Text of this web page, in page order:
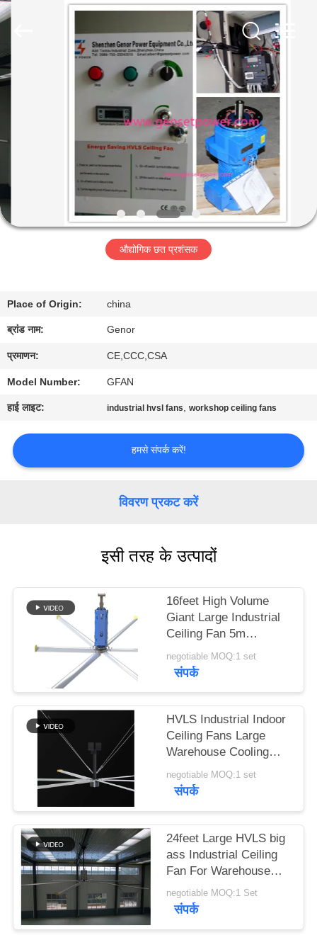
होम
बारे
में
गुणवत्ता
नियंत्रण
हमसे
करें
साइटमैप
PRIVACY
POLICY
Genor
Power
Equipment
Rights
Reserved.
औद्योगिक छत प्रशंसक
Place of Origin: china
ब्रांड नाम: Genor
प्रमाणन: CE,CCC,CSA
Model Number: GFAN
हाई लाइट: industrial hvsl fans,workshop ceiling fans
हमसे संपर्क करें!
विवरण प्रकट करें
इसी तरह के उत्पादों
16feet High Volume
Giant Large Industrial
Ceiling Fan 5m
Diameter Air Cooling
livestock
negotiable MOQ:1 set
संपर्क
HVLS Industrial Indoor
Ceiling Fans Large
Warehouse Cooling
PMSM BLDC Motor
negotiable MOQ:1 set
संपर्क
24feet Large HVLS big
ass Industrial Ceiling
Fan For Warehouse
Nord motor 1.5kw
negotiable MOQ:1 Set
संपर्क